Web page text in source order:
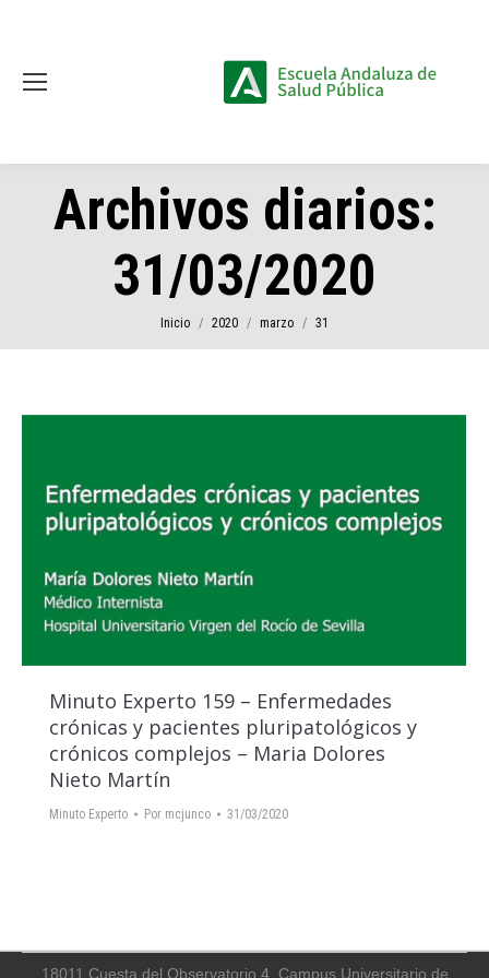
Archivos diarios:
31/03/2020
Estás aquí:
Inicio 2020 marzo 31
Minuto Experto 159 – Enfermedades
crónicas y pacientes pluripatológicos y
crónicos complejos – Maria Dolores
Nieto Martín
Minuto Experto Por mcjunco 31/03/2020
18011 Cuesta del Observatorio 4, Campus Universitario de